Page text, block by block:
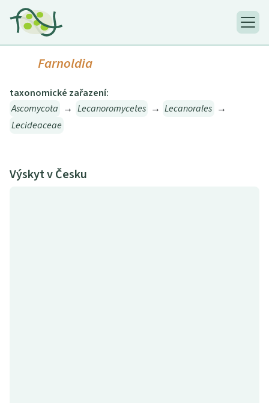
Farnoldia
taxonomické zařazení:
Ascomycota → Lecanoromycetes → Lecanorales →
Lecideaceae
Výskyt v Česku